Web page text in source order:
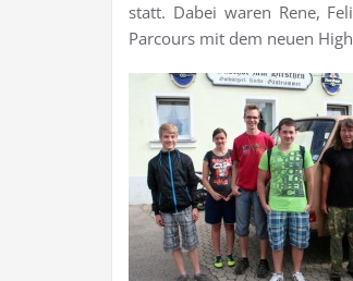
statt. Dabei waren Rene,
Parcours mit dem neuen